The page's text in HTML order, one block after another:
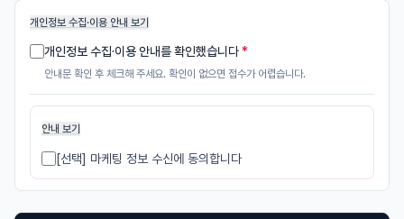
개인정보 수집·이용 안내 보기
개인정보 수집·이용 안내를 확인했습니다*
안내문 확인 후 체크해 주세요. 확인이 없으면 접수가 어렵습니다.
안내 보기
[선택] 마케팅 정보 수신에 동의합니다